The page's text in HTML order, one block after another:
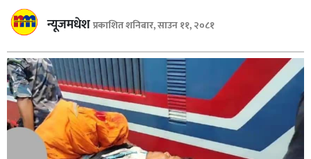
गण्डकी
बागमती
कर्णाली
सुदूरपश्चिम
मधेश
विशेष
न्यूजमधेशप्रकाशित शनिबार, साउन ११, २०८१